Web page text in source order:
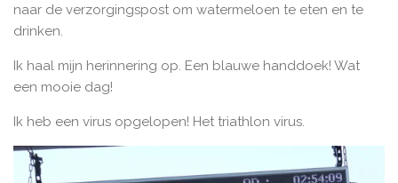
naar de verzorgingspost om watermeloen te eten en te
drinken.
Ik haal mijn herinnering op. Een blauwe handdoek! Wat
een mooie dag!
Ik heb een virus opgelopen! Het triathlon virus.